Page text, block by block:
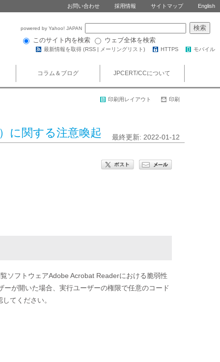
お問い合わせ 採用情報 サイトマップ English
powered by Yahoo! JAPAN
このサイト内を検索 ウェブ全体を検索
最新情報を取得 (RSS | メーリングリスト ) HTTPS モバイル
コラム＆ブログ JPCERT/CCについて
印刷用レイアウト 印刷
に関する注意喚起 最終更新: 2022-01-12
ソフトウェアAdobe Acrobat Readerにおける脆弱性
が開いた場合、実行ユーザーの権限で任意のコード
てください。